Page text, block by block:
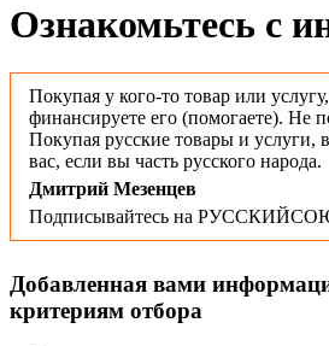
Ознакомьтесь с
Покупая у кого-то товар или
финансируете его (помогаете). Не
Покупая русские товары и услуги,
вас, если вы часть русского народа.
Дмитрий Мезенцев
Подписывайтесь на
Добавленная вами
критериям отбора